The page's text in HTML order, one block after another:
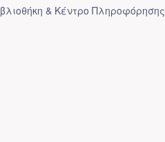
& Κέντρο Πληροφόρησης